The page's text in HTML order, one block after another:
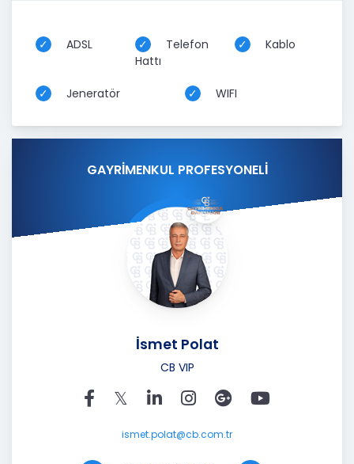
ADSL
Telefon
Hattı
Kablo
Jeneratör WIFI
GAYRİMENKUL PROFESYONELİ
İsmet Polat
CB VIP
ismet.polat@cb.com.tr